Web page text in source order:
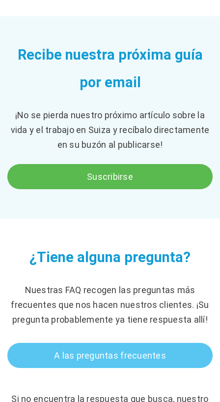
Recibe nuestra próxima guía
por email
¡No se pierda nuestro próximo artículo sobre la
vida y el trabajo en Suiza y recíbalo directamente
en su buzón al publicarse!
Suscribirse
¿Tiene alguna pregunta?
Nuestras FAQ recogen las preguntas más
frecuentes que nos hacen nuestros clientes. ¡Su
pregunta probablemente ya tiene respuesta allí!
A las preguntas frecuentes
Si no encuentra la respuesta que busca, nuestro